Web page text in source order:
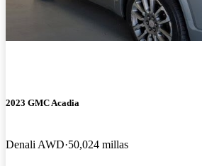
2023 GMC Acadia
Denali AWD 50,024 millas